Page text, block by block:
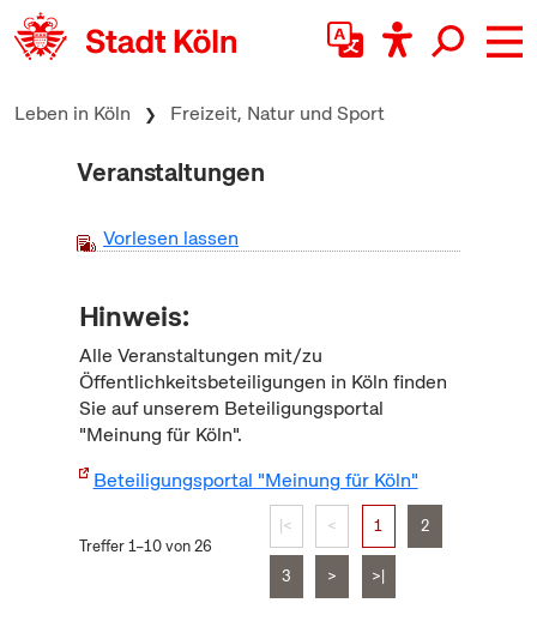
zum Inhalt springen
Leben in Köln Freizeit, Natur und Sport
Veranstaltungen
Vorlesen lassen
Hinweis:
Alle Veranstaltungen mit/zu
Öffentlichkeitsbeteiligungen in Köln finden
Sie auf unserem Beteiligungsportal
"Meinung für Köln".
Beteiligungsportal "Meinung für Köln"
Treffer 1–10 von 26
|< < 1 2
3 > >|